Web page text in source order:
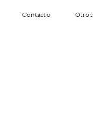
Contacto Otros